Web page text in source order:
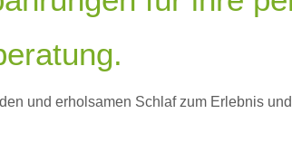
und erholsamen Schlaf zum Erlebnis